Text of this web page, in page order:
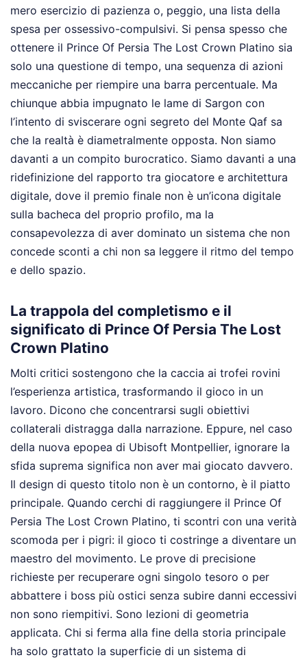
mero esercizio di pazienza o, peggio, una lista della
spesa per ossessivo-compulsivi. Si pensa spesso che
ottenere il Prince Of Persia The Lost Crown Platino sia
solo una questione di tempo, una sequenza di azioni
meccaniche per riempire una barra percentuale. Ma
chiunque abbia impugnato le lame di Sargon con
l’intento di sviscerare ogni segreto del Monte Qaf sa
che la realtà è diametralmente opposta. Non siamo
davanti a un compito burocratico. Siamo davanti a una
ridefinizione del rapporto tra giocatore e architettura
digitale, dove il premio finale non è un’icona digitale
sulla bacheca del proprio profilo, ma la
consapevolezza di aver dominato un sistema che non
concede sconti a chi non sa leggere il ritmo del tempo
e dello spazio.
La trappola del completismo e il
significato di Prince Of Persia The Lost
Crown Platino
Molti critici sostengono che la caccia ai trofei rovini
l’esperienza artistica, trasformando il gioco in un
lavoro. Dicono che concentrarsi sugli obiettivi
collaterali distragga dalla narrazione. Eppure, nel caso
della nuova epopea di Ubisoft Montpellier, ignorare la
sfida suprema significa non aver mai giocato davvero.
Il design di questo titolo non è un contorno, è il piatto
principale. Quando cerchi di raggiungere il Prince Of
Persia The Lost Crown Platino, ti scontri con una verità
scomoda per i pigri: il gioco ti costringe a diventare un
maestro del movimento. Le prove di precisione
richieste per recuperare ogni singolo tesoro o per
abbattere i boss più ostici senza subire danni eccessivi
non sono riempitivi. Sono lezioni di geometria
applicata. Chi si ferma alla fine della storia principale
ha solo grattato la superficie di un sistema di